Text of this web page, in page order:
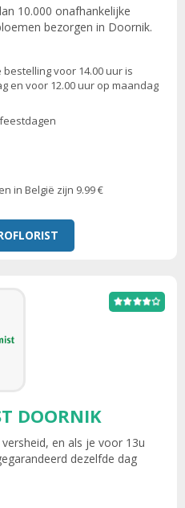
10.000 onafhankelijke
bezorgen in Doornik.
voor 14.00 uur is
en voor 12.00 uur op maandag
in België zijn 9.99 €
DOORNIK
en als je voor 13u
dezelfde dag